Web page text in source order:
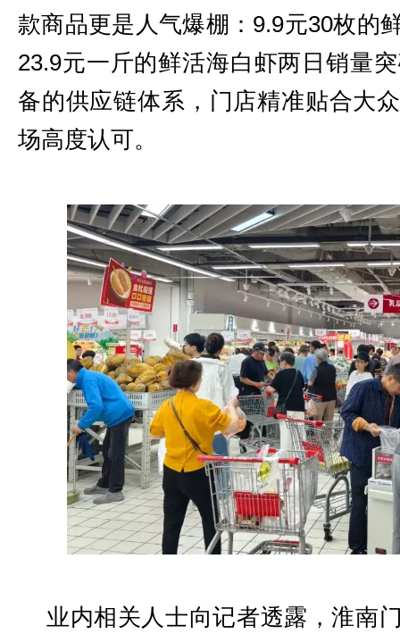
款商品更是人气爆棚：9.9元30枚的
23.9元一斤的鲜活海白虾两日销量
备的供应链体系，门店精准贴合大
场高度认可。
业内相关人士向记者透露，淮南